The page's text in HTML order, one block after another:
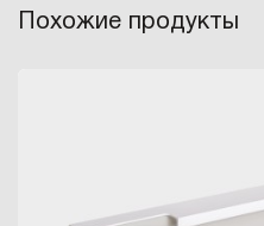
Похожие продукты